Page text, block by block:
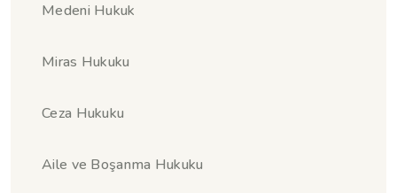
Medeni Hukuk
Miras Hukuku
Ceza Hukuku
Aile ve Boşanma Hukuku